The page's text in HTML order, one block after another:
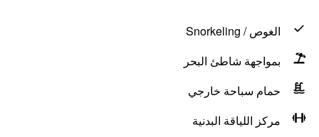
الغوص / Snorkeling
بمواجهة شاطئ البحر
حمام سباحة خارجي
مركز اللياقة البدنية